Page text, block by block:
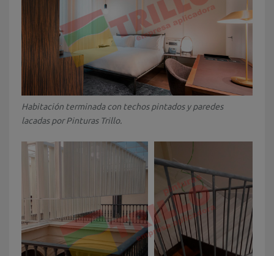
Habitación terminada con techos pintados y paredes
lacadas por Pinturas Trillo.